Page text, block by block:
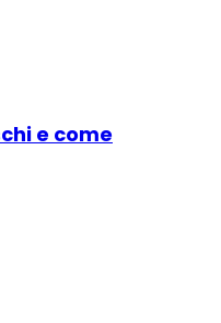
e come